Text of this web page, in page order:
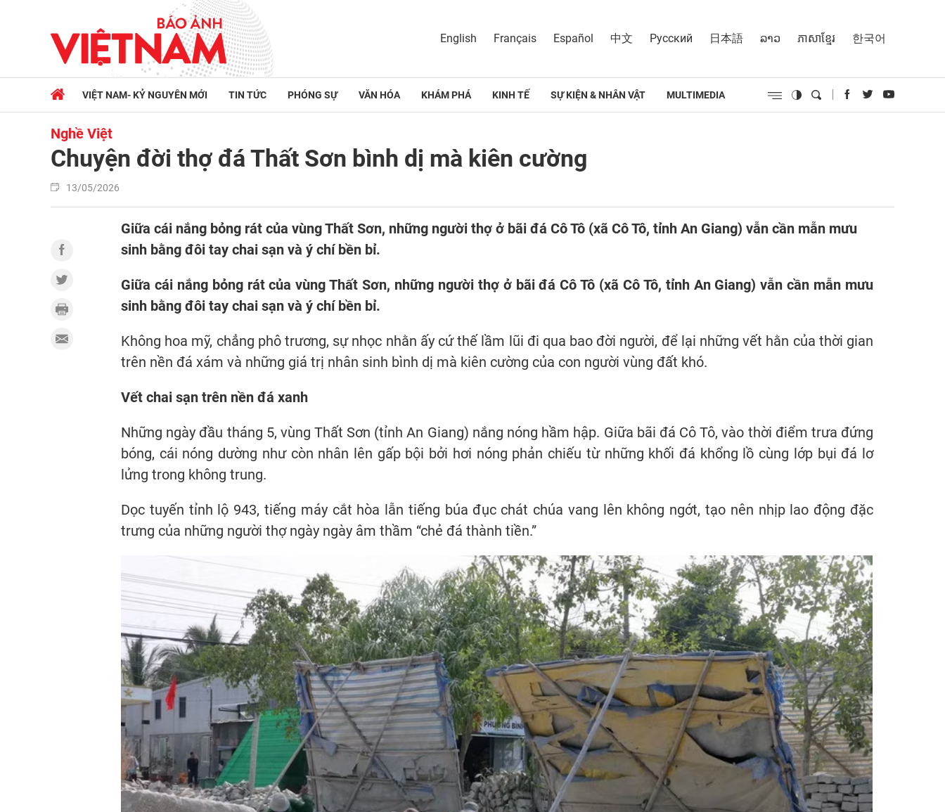
English Français Español 中文 Русский 日本語 ລາວ ភាសាខ្មែរ 한국어
VIỆT NAM- KỶ NGUYÊN MỚI TIN TỨC PHÓNG SỰ VĂN HÓA KHÁM PHÁ KINH TẾ SỰ KIỆN & NHÂN VẬT MULTIMEDIA
Nghề Việt
Chuyện đời thợ đá Thất Sơn bình dị mà kiên cường
13/05/2026
Giữa cái nắng bỏng rát của vùng Thất Sơn, những người thợ ở bãi đá Cô Tô (xã Cô Tô, tỉnh An Giang) vẫn cần mẫn mưu
sinh bằng đôi tay chai sạn và ý chí bền bỉ.
Giữa cái nắng bỏng rát của vùng Thất Sơn, những người thợ ở bãi đá Cô Tô (xã Cô Tô, tỉnh An Giang) vẫn cần mẫn mưu
sinh bằng đôi tay chai sạn và ý chí bền bỉ.
Không hoa mỹ, chẳng phô trương, sự nhọc nhằn ấy cứ thế lầm lũi đi qua bao đời người, để lại những vết hằn của thời gian
trên nền đá xám và những giá trị nhân sinh bình dị mà kiên cường của con người vùng đất khó.
Vết chai sạn trên nền đá xanh
Những ngày đầu tháng 5, vùng Thất Sơn (tỉnh An Giang) nắng nóng hầm hập. Giữa bãi đá Cô Tô, vào thời điểm trưa đứng
bóng, cái nóng dường như còn nhân lên gấp bội bởi hơi nóng phản chiếu từ những khối đá khổng lồ cùng lớp bụi đá lơ
lửng trong không trung.
Dọc tuyến tỉnh lộ 943, tiếng máy cắt hòa lẫn tiếng búa đục chát chúa vang lên không ngớt, tạo nên nhịp lao động đặc
trưng của những người thợ ngày ngày âm thầm “chẻ đá thành tiền.”